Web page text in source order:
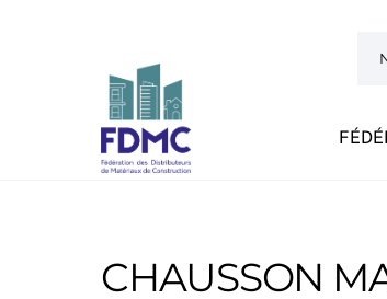
CHAUSSON